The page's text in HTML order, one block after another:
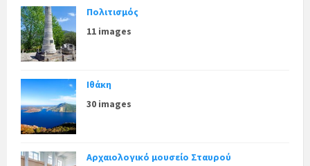
Πολιτισμός
11 images
Ιθάκη
30 images
Αρχαιολογικό μουσείο Σταυρού